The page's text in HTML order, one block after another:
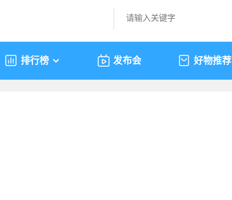
排行榜 发布会 好物推荐